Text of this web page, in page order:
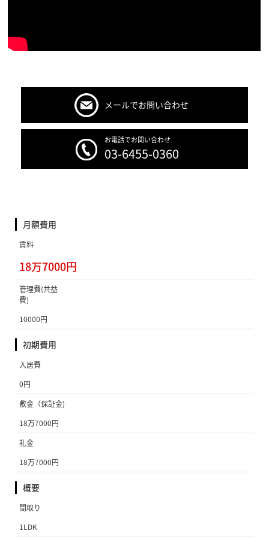
メールでお問い合わせ
お電話でお問い合わせ
03-6455-0360
月額費用
賃料
18万7000円
管理費(共益
費)
10000円
初期費用
入居費
0円
敷金（保証金)
18万7000円
礼金
18万7000円
概要
間取り
1LDK